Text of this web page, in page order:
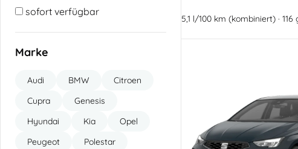
sofort verfügbar
Marke
Audi BMW
Citroen
Cupra
Genesis
Hyundai
Kia
Opel
Peugeot
Polestar
5,1 l/100 km (kombiniert) ·